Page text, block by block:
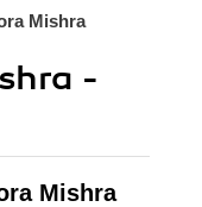
Mishra
-
Mishra